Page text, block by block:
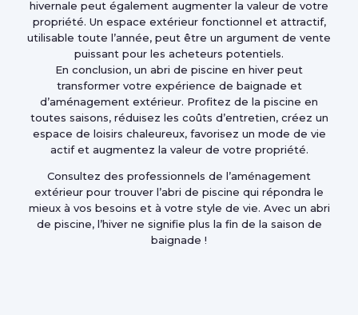
hivernale peut également augmenter la valeur de votre
propriété. Un espace extérieur fonctionnel et attractif,
utilisable toute l’année, peut être un argument de vente
puissant pour les acheteurs potentiels.
En conclusion, un abri de piscine en hiver peut
transformer votre expérience de baignade et
d’aménagement extérieur. Profitez de la piscine en
toutes saisons, réduisez les coûts d’entretien, créez un
espace de loisirs chaleureux, favorisez un mode de vie
actif et augmentez la valeur de votre propriété.
Consultez des professionnels de l’aménagement
extérieur pour trouver l’abri de piscine qui répondra le
mieux à vos besoins et à votre style de vie. Avec un abri
de piscine, l’hiver ne signifie plus la fin de la saison de
baignade !